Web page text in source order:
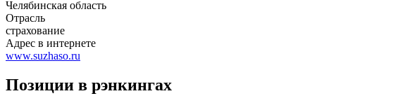
Челябинская область
Отрасль
страхование
Адрес в интернете
www.suzhaso.ru
Позиции в рэнкингах